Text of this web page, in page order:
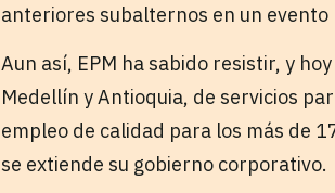
anteriores subalternos en un
Aun así, EPM ha sabido resistir, y
Medellín y Antioquia, de servicios
empleo de calidad para los más de
se extiende su gobierno corporativo.